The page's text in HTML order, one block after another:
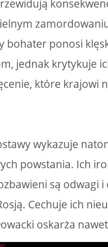
bohater ponosi
jednak krytykuje
które krajowi
wykazuje
powstania. Ich
są odwagi
Cechuje ich
oskarża